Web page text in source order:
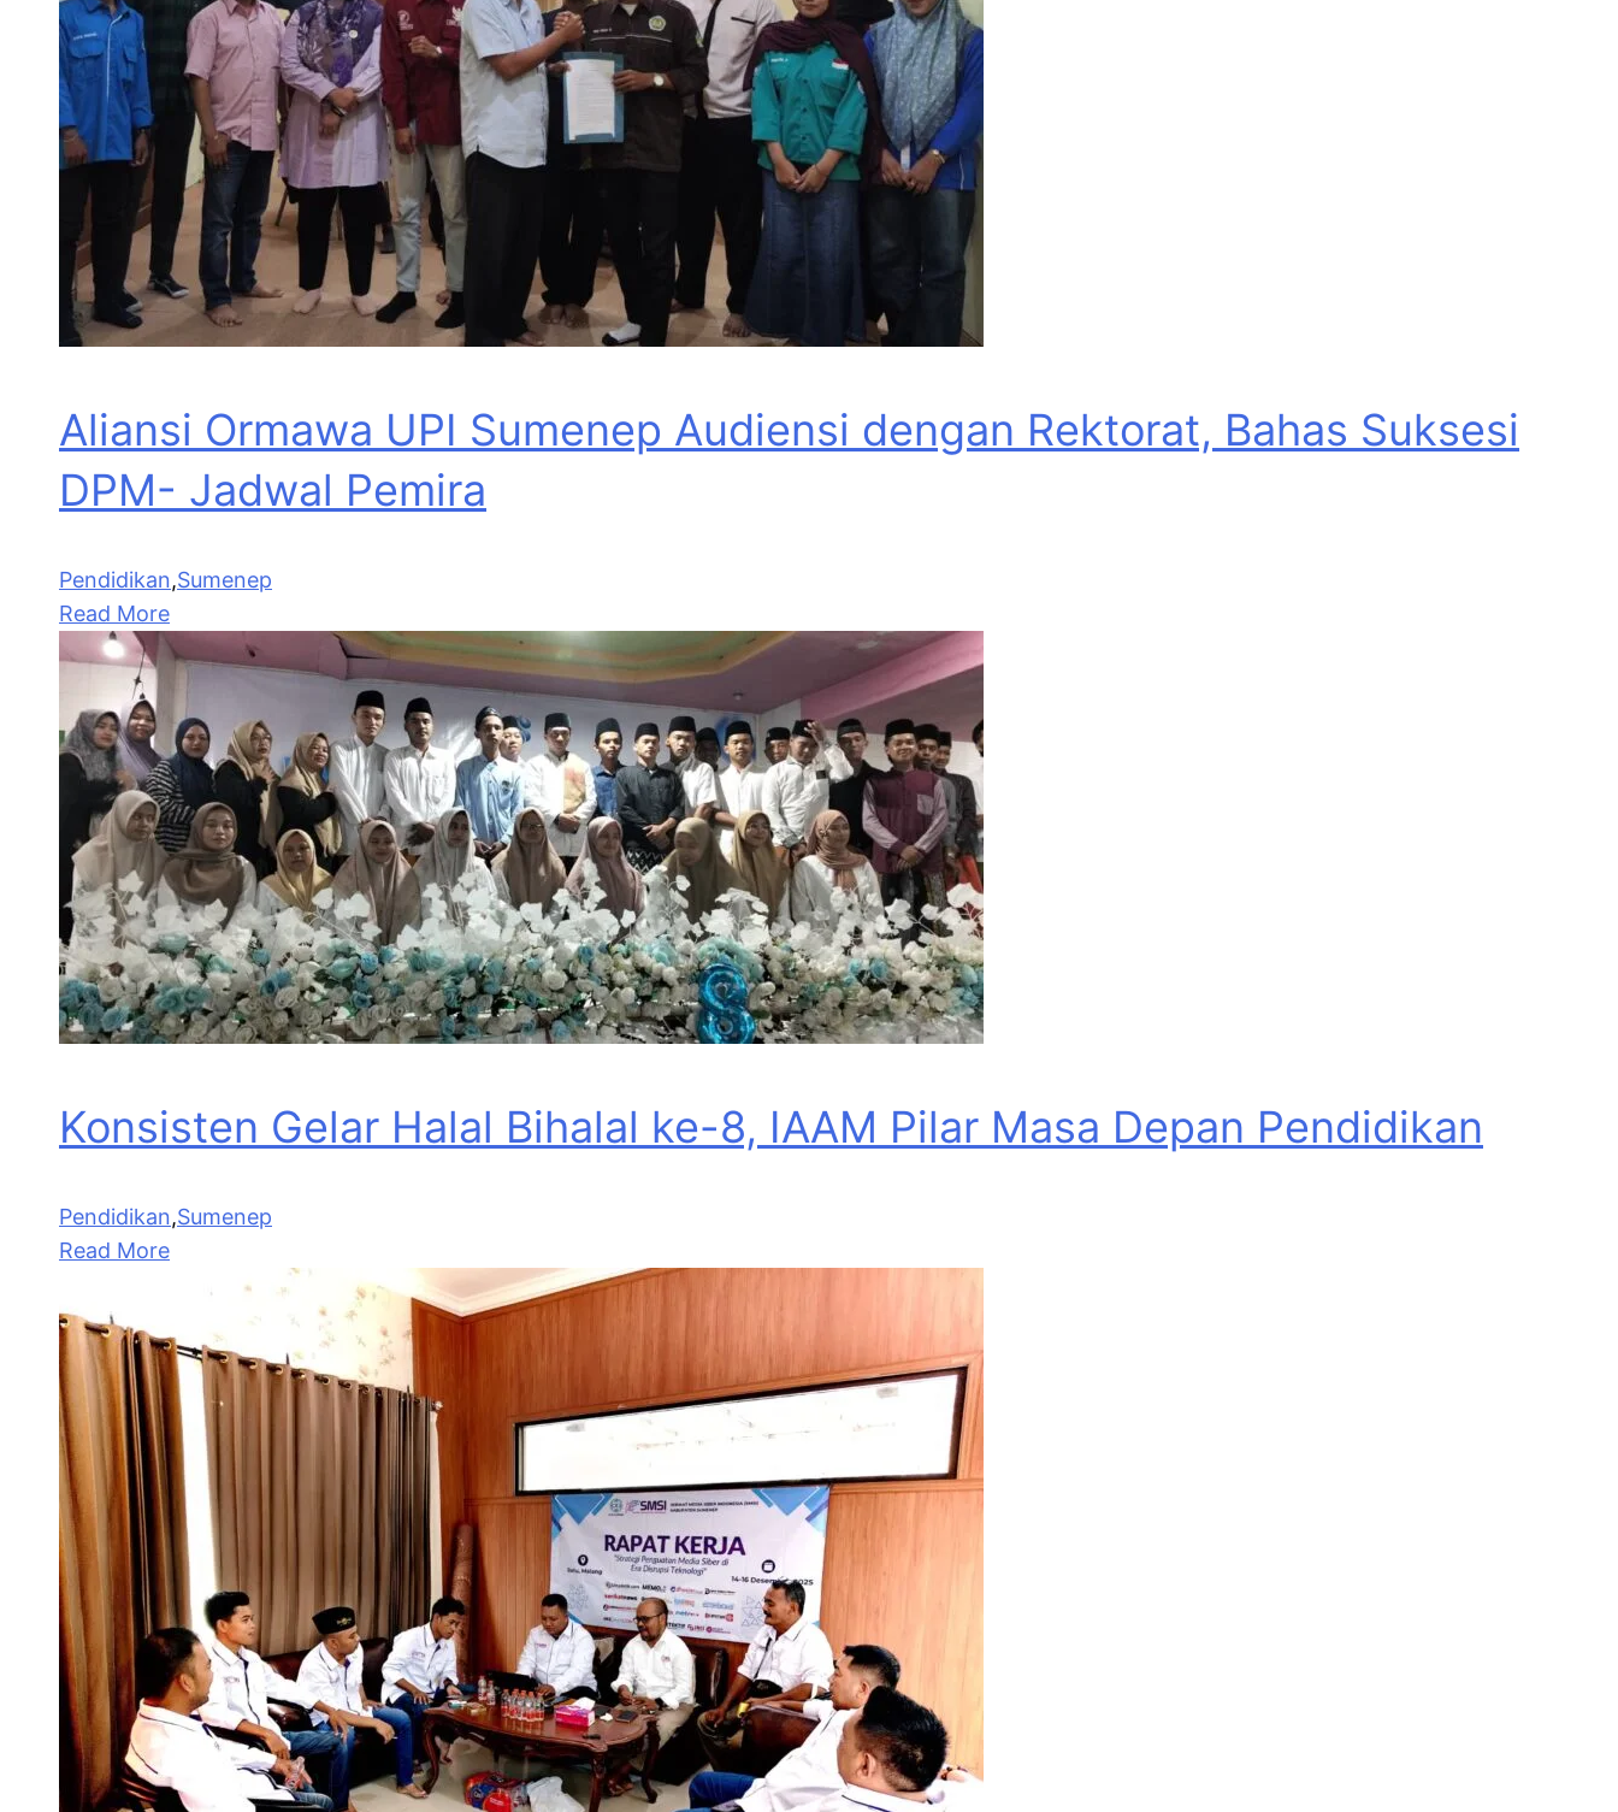
Aliansi Ormawa UPI Sumenep Audiensi dengan Rektorat, Bahas Suksesi
DPM- Jadwal Pemira
Pendidikan,Sumenep
Read More
Konsisten Gelar Halal Bihalal ke-8, IAAM Pilar Masa Depan Pendidikan
Pendidikan,Sumenep
Read More